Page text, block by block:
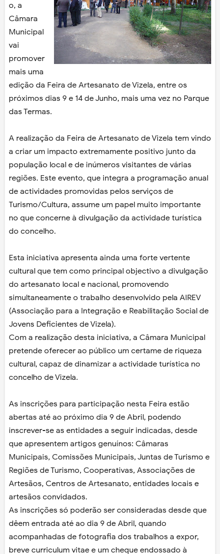
o, a
Câmara
Municipal
vai
promover
mais uma
edição da Feira de Artesanato de Vizela, entre os
próximos dias 9 e 14 de Junho, mais uma vez no Parque
das Termas.
A realização da Feira de Artesanato de Vizela tem vindo
a criar um impacto extremamente positivo junto da
população local e de inúmeros visitantes de várias
regiões. Este evento, que integra a programação anual
de actividades promovidas pelos serviços de
Turismo/Cultura, assume um papel muito importante
no que concerne à divulgação da actividade turística
do concelho.
Esta iniciativa apresenta ainda uma forte vertente
cultural que tem como principal objectivo a divulgação
do artesanato local e nacional, promovendo
simultaneamente o trabalho desenvolvido pela AIREV
(Associação para a Integração e Reabilitação Social de
Jovens Deficientes de Vizela).
Com a realização desta iniciativa, a Câmara Municipal
pretende oferecer ao público um certame de riqueza
cultural, capaz de dinamizar a actividade turística no
concelho de Vizela.
As inscrições para participação nesta Feira estão
abertas até ao próximo dia 9 de Abril, podendo
inscrever-se as entidades a seguir indicadas, desde
que apresentem artigos genuínos: Câmaras
Municipais, Comissões Municipais, Juntas de Turismo e
Regiões de Turismo, Cooperativas, Associações de
Artesãos, Centros de Artesanato, entidades locais e
artesãos convidados.
As inscrições só poderão ser consideradas desde que
dêem entrada até ao dia 9 de Abril, quando
acompanhadas de fotografia dos trabalhos a expor,
breve curriculum vitae e um cheque endossado à